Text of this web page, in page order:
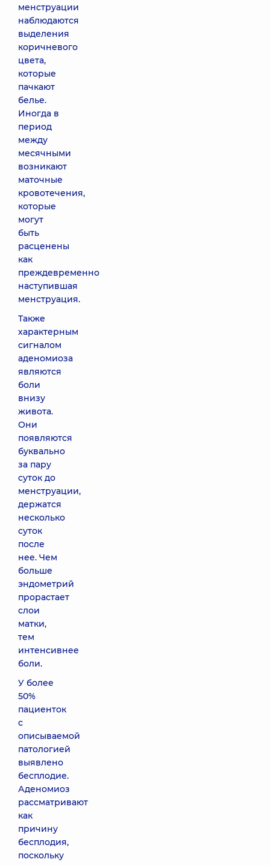
менструации
наблюдаются
выделения
коричневого
цвета,
которые
пачкают
белье.
Иногда в
период
между
месячными
возникают
маточные
кровотечения,
которые
могут
быть
расценены
как
преждевременно
наступившая
менструация.
Также
характерным
сигналом
аденомиоза
являются
боли
внизу
живота.
Они
появляются
буквально
за пару
суток до
менструации,
держатся
несколько
суток
после
нее. Чем
больше
эндометрий
прорастает
слои
матки,
тем
интенсивнее
боли.
У более
50%
пациенток
с
описываемой
патологией
выявлено
бесплодие.
Аденомиоз
рассматривают
как
причину
бесплодия,
поскольку